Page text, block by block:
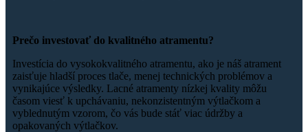
Prečo investovať do kvalitného atramentu?
Investícia do vysokokvalitného atramentu, ako je náš atrament
zaisťuje hladší proces tlače, menej technických problémov a
vynikajúce výsledky. Lacné atramenty nízkej kvality môžu
časom viesť k upchávaniu, nekonzistentným výtlačkom a
vyblednutým vzorom, čo vás bude stáť viac údržby a
opakovaných výtlačkov.